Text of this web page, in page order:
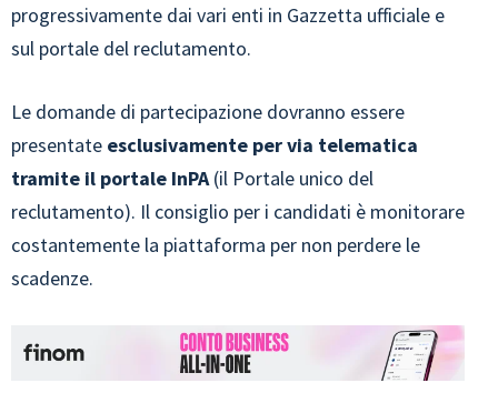
progressivamente dai vari enti in Gazzetta ufficiale e
sul portale del reclutamento.
Le domande di partecipazione dovranno essere
presentate esclusivamente per via telematica
tramite il portale InPA (il Portale unico del
reclutamento). Il consiglio per i candidati è monitorare
costantemente la piattaforma per non perdere le
scadenze.